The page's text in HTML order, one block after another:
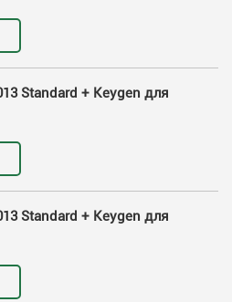
Standard + Keygen для
Standard + Keygen для